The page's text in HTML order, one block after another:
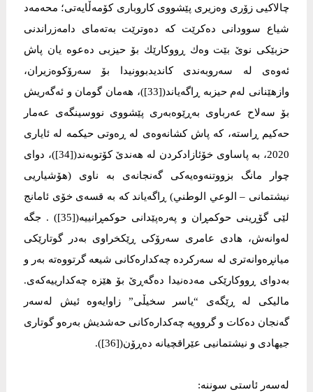
چالاكیی زۆری وەزیری پێشووی كاروباری كۆمەڵایەتی؛ محەمەد
شیاع سوودانی دەكرێت كە دەوترێت بەتەمای دامەزراندنی
حزبێكی نوێ بێت وەك ڕووكارێك بۆ حیزبی دەعوە یان پاش
ئەوەی لە سەروبەندی كاندیدبوونیدا بۆ سەرۆكوەزیران،
وازهێنانی لەم حیزبە ڕاگەیاند([33])، هەمان گومان و ئەگەریش
بۆ سەلاح عەرباوی بەڕێوەبەری پێشووی نووسینگەی عەمار
حەكیم ڕاستە، كە پاش كشانەوەی لە ڕەوتی حیكمە لە ئایاری
2020، بە پاساوی خۆئازادكردن لە هەندێ كۆتوبەند([34])، دوای
چوار مانگ بزووتنەوەیەكی گەنجانەی بە ناوی (هۆشیاریی
نیشتمانی – الوعي الوطني) ڕاگەیاند كە بە قسەی خۆی ئامانج
لێی گۆڕینی حوكمڕان و پەرەپێدانی حوكمڕانییە([35]) . جگە
لەوانەش، هادی عامری سەرۆكی ڕێكخراوی بەدر گوتارێكی
میانڕەوانەتری لە سەركردە چەكدارەكانی شیعە گرتووەتە بەر و
بەدوای ڕووكارێكی مەدەنیدا دەگەڕێ بۆ هێزە چەكدارییەكەی.
ماليكى لە ڕێگەی “یاسر سخیڵی” زاوایەوە ئیش لەسەر
گەنجان دەكات و گرووپە چەكدارەكانی حەشدیش بەرەو گوتاری
جیهادی و نیشتمانیی عێراقچیانە دەڕۆن([36]).
لەسەر ئاستی سوننە: